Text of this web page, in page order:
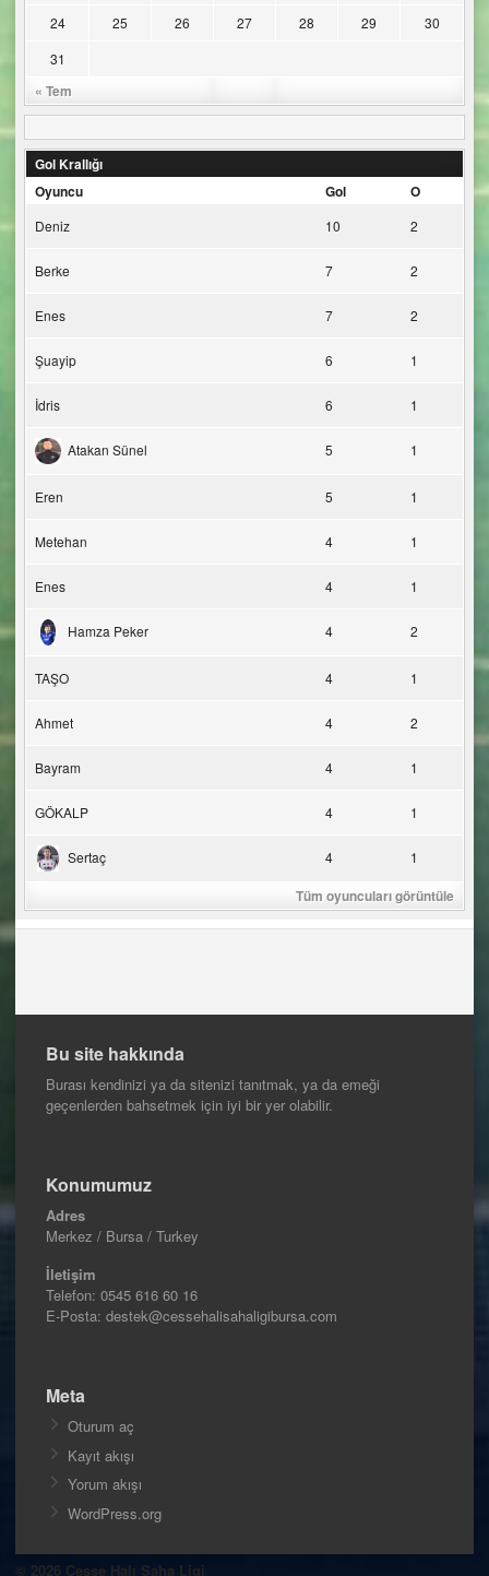
« Tem
24
25 26 27 28 29
30
31
Gol Krallığı
Oyuncu
Gol O
Deniz 10 2
Berke 7 2
Enes 7 2
Şuayip 6 1
İdris 6 1
Atakan Sünel 5 1
Eren 5 1
Metehan 4 1
Enes 4 1
Hamza Peker 4 2
TAŞO 4 1
Ahmet 4 2
Bayram 4 1
GÖKALP 4 1
Sertaç 4 1
Tüm oyuncuları görüntüle
Bu site hakkında
Burası kendinizi ya da sitenizi tanıtmak, ya da emeği
geçenlerden bahsetmek için iyi bir yer olabilir.
Konumumuz
Adres
Merkez / Bursa / Turkey
İletişim
Telefon: 0545 616 60 16
E-Posta: destek@cessehalisahaligibursa.com
Meta
Oturum aç
Kayıt akışı
Yorum akışı
WordPress.org
© 2026 Cesse Halı Saha Ligi